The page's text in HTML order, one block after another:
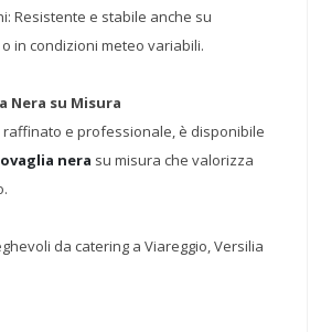
Resistente e stabile anche su
in condizioni meteo variabili.
Nera su Misura
e professionale, è disponibile
nera su misura che valorizza
da catering a Viareggio, Versilia